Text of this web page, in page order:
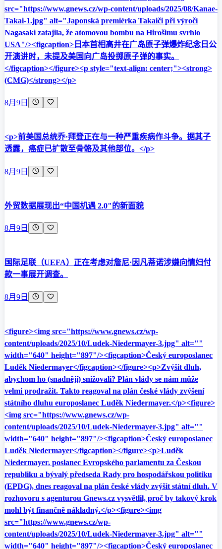
src="https://www.gnews.cz/wp-content/uploads/2025/08/Kanae-
Takai-1.jpg" alt="Japonská premiérka Takaiči při výročí
Nagasaki zatajila, že atomovou bombu na Hirošimu svrhlo
USA"/><figcaption>日本首相高井在广岛原子弹爆炸纪念日公
开演讲时，未提及美国向广岛投掷原子弹的事实。
</figcaption></figure><p style="text-align: center;"><strong>
(CMG)</strong></p>
8月9日
<p>前美国总统乔·拜登正在与一种严重疾病作斗争。据其子
透露，癌症已扩散至骨骼及其他部位。</p>
8月9日
外贸数据展现出“中国机遇 2.0"的新面貌
8月9日
国际足联（UEFA）正在考虑对詹尼·因凡蒂诺涉嫌向情妇付
款一事展开调查。
8月9日
<figure><img src="https://www.gnews.cz/wp-
content/uploads/2025/10/Ludek-Niedermayer-3.jpg" alt=""
width="640" height="897"/><figcaption>Český europoslanec
Luděk Niedermayer</figcaption></figure><p>Zvýšit dluh,
abychom ho (snadněji) snižovali? Plán vlády se nám může
velmi prodražit. Takto reagoval na plán české vlády zvýšení
státního dluhu europoslanec Luděk Niedermayer.</p><figure>
<img src="https://www.gnews.cz/wp-
content/uploads/2025/10/Ludek-Niedermayer-3.jpg" alt=""
width="640" height="897"/><figcaption>Český europoslanec
Luděk Niedermayer</figcaption></figure><p>Luděk
Niedermayer, poslanec Evropského parlamentu za Českou
republiku a bývalý předseda Rady pro hospodářskou politiku
(EPDG), dnes reagoval na plán české vlády zvýšit státní dluh. V
rozhovoru s agenturou Gnews.cz vysvětlil, proč by takový krok
mohl být finančně nákladný.</p><figure><img
src="https://www.gnews.cz/wp-
content/uploads/2025/10/Ludek-Niedermayer-3.jpg" alt=""
width="640" height="897"/><figcaption>Český europoslanec